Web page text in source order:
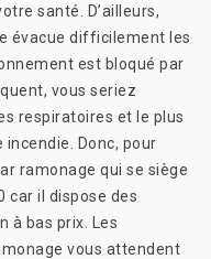
santé. D’ailleurs,
évacue difficilement les
est bloqué par
vous seriez
respiratoires et le plus
Donc, pour
ramonage qui se siège
car il dispose des
à bas prix. Les
vous attendent